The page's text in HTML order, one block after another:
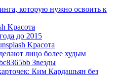
которую нужно освоить к
Kрасота
до 2015
Kрасота
лицо более худым
Звезды
Ким Кардашьян без